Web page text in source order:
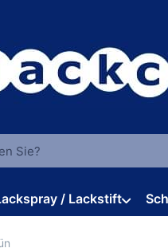
ein. Während Sie
/ Lackstift